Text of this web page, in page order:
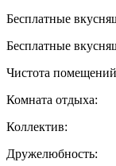
Бесплатные
Бесплатные
Чистота
Комната отдыха:
Коллектив:
Дружелюбность: